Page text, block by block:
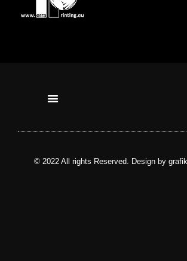
© 2022 All rights Reserved. Design by